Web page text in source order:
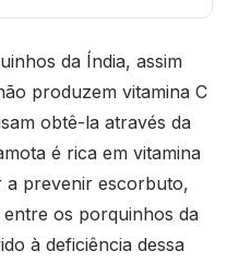
da Índia, assim
produzem vitamina C
obtê-la através da
é rica em vitamina
a prevenir escorbuto,
os porquinhos da
à deficiência dessa